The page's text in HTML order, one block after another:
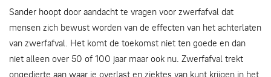
Sander hoopt door aandacht te vragen voor zwerfafval dat
mensen zich bewust worden van de effecten van het achterlaten
van zwerfafval. Het komt de toekomst niet ten goede en dan
niet alleen over 50 of 100 jaar maar ook nu. Zwerfafval trekt
ongedierte aan waar je overlast en ziektes van kunt krijgen in het